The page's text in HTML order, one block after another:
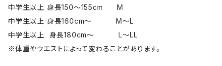
中学生以上 身長150〜155cm M
中学生以上 身長160cm～ M～L
中学生以上 身長180cm～ L〜LL
※体重やウエストによって変わることがあります。